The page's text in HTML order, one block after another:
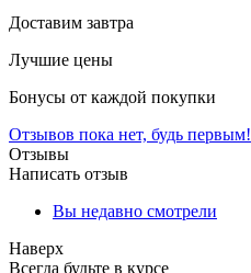
Доставим завтра
Лучшие цены
Бонусы от каждой покупки
Отзывов пока нет, будь первым!
Отзывы
Написать отзыв
Вы недавно смотрели
Наверх
Всегда будьте в курсе